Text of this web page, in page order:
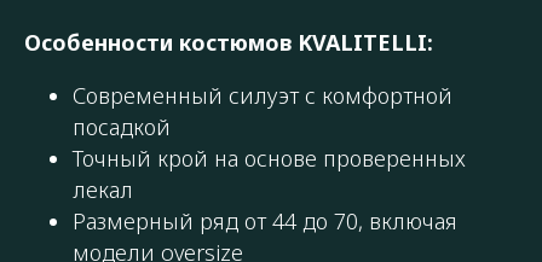
Особенности костюмов KVALITELLI:
Современный силуэт с комфортной
посадкой
Точный крой на основе проверенных
лекал
Размерный ряд от 44 до 70, включая
модели oversize